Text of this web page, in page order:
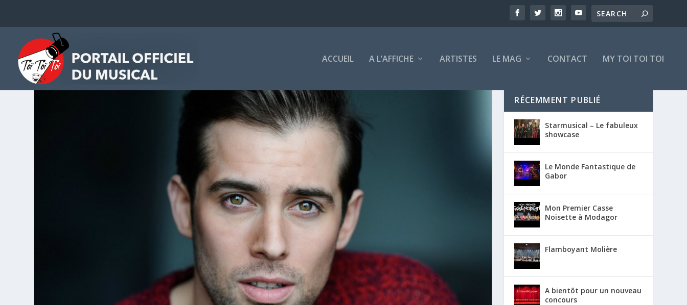
ACCUEIL A L’AFFICHE ARTISTES LE MAG CONTACT MY TOI TOI TOI
RÉCEMMENT PUBLIÉ
Starmusical – Le fabuleux
showcase
Le Monde Fantastique de
Gabor
Mon Premier Casse
Noisette à Modagor
Flamboyant Molière
A bientôt pour un nouveau
concours